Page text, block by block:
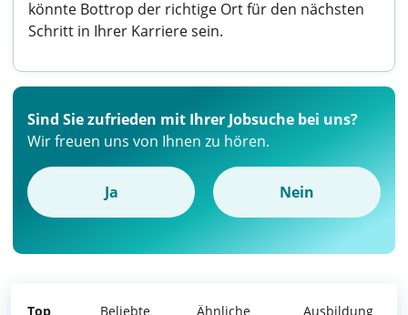
könnte Bottrop der richtige Ort für den nächsten
Schritt in Ihrer Karriere sein.
Sind Sie zufrieden mit Ihrer Jobsuche bei uns?
Wir freuen uns von Ihnen zu hören.
Ja Nein
Top Beliebte Ähnliche Ausbildung